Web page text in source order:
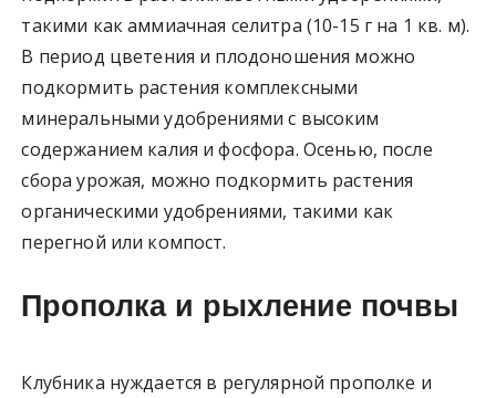
такими как аммиачная селитра (10-15 г на 1 кв. м).
В период цветения и плодоношения можно
подкормить растения комплексными
минеральными удобрениями с высоким
содержанием калия и фосфора. Осенью, после
сбора урожая, можно подкормить растения
органическими удобрениями, такими как
перегной или компост.
Прополка и рыхление почвы
Клубника нуждается в регулярной прополке и